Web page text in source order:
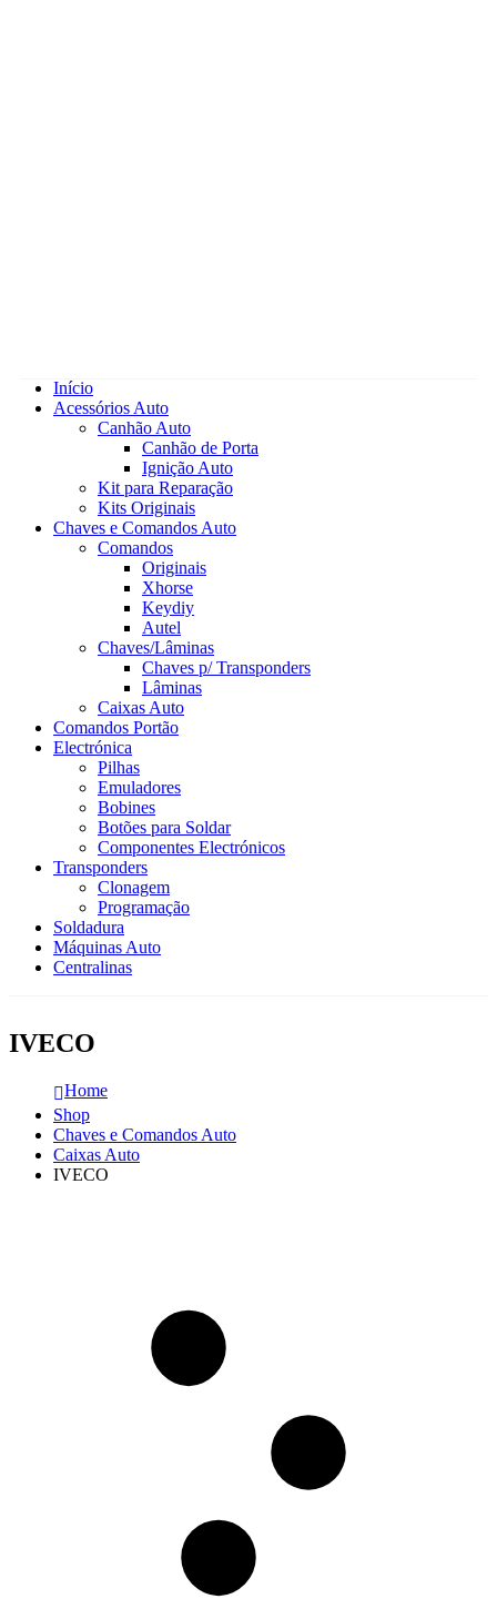
Início
Acessórios Auto
Canhão Auto
Canhão de Porta
Ignição Auto
Kit para Reparação
Kits Originais
Chaves e Comandos Auto
Comandos
Originais
Xhorse
Keydiy
Autel
Chaves/Lâminas
Chaves p/ Transponders
Lâminas
Caixas Auto
Comandos Portão
Electrónica
Pilhas
Emuladores
Bobines
Botões para Soldar
Componentes Electrónicos
Transponders
Clonagem
Programação
Soldadura
Máquinas Auto
Centralinas
IVECO
Home
Shop
Chaves e Comandos Auto
Caixas Auto
IVECO